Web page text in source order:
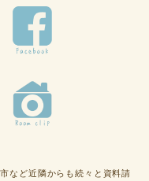
など近隣からも続々と資料請